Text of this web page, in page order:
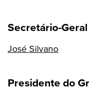
Secretário-Geral
José Silvano
Presidente do